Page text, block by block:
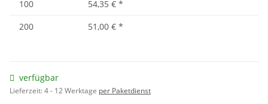
100
54,35 € *
200
51,00 € *
verfügbar
Lieferzeit:4 - 12 Werktage per Paketdienst